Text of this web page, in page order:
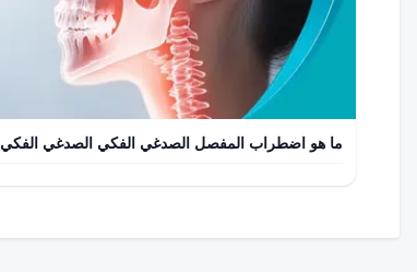
ما هو اضطراب المفصل الصدغي الفكي الصدغي الفكي